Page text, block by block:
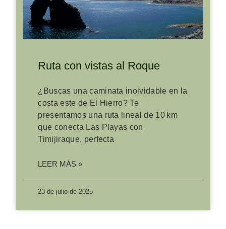
Ruta con vistas al Roque
¿Buscas una caminata inolvidable en la
costa este de El Hierro? Te
presentamos una ruta lineal de 10 km
que conecta Las Playas con
Timijiraque, perfecta
LEER MÁS »
23 de julio de 2025